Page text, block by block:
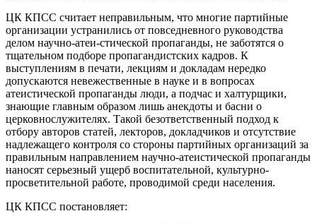
ЦК КПСС считает неправильным, что многие партийные
организации устранились от повседневного руководства
делом научно-атеи-стической пропаганды, не заботятся о
тщательном подборе пропагандистских кадров. К
выступлениям в печати, лекциям и докладам нередко
допускаются невежественные в науке и в вопросах
атеистической пропаганды люди, а подчас и халтурщики,
знающие главным образом лишь анекдоты и басни о
церковнослужителях. Такой безответственный подход к
отбору авторов статей, лекторов, докладчиков и отсутствие
надлежащего контроля со стороны партийных организаций за
правильным направлением научно-атеистической пропаганды
наносят серьезный ущерб воспитательной, культурно-
просветительной работе, проводимой среди населения.
ЦК КПСС постановляет: